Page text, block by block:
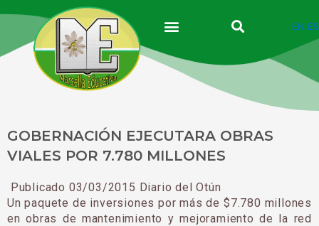
contenido
EN ES
GOBERNACIÓN EJECUTARA OBRAS
VIALES POR 7.780 MILLONES
Publicado 03/03/2015 Diario del Otún
Un paquete de inversiones por más de $7.780 millones
en obras de mantenimiento y mejoramiento de la red